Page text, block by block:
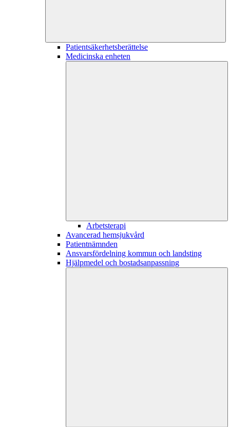
Patientsäkerhetsberättelse
Medicinska enheten
Arbetsterapi
Avancerad hemsjukvård
Patientnämnden
Ansvarsfördelning kommun och landsting
Hjälpmedel och bostadsanpassning